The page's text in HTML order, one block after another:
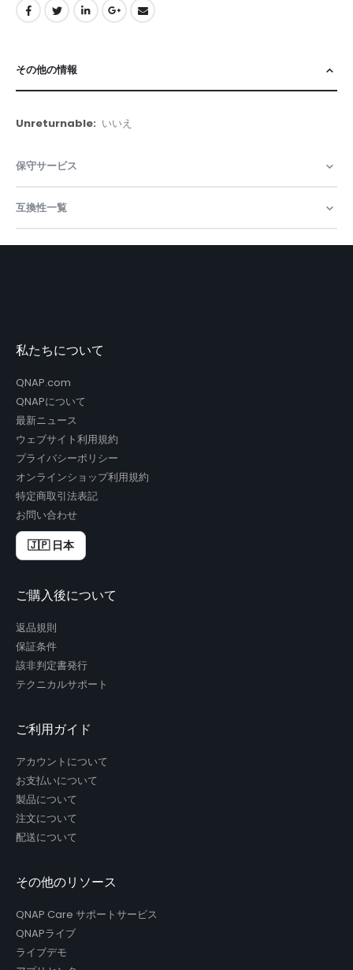
その他の情報
そ
の
情
報
いいえ
保守サービス
互換性一覧
私たちについて
QNAP.com
QNAPについて
最新ニュース
ウェブサイト利用規約
プライバシーポリシー
オンラインショップ利用規約
特定商取引法表記
お問い合わせ
🇯🇵 日本
ご購入後について
返品規則
保証条件
該非判定書発行
テクニカルサポート
ご利用ガイド
アカウントについて
お支払いについて
製品について
注文について
配送について
その他のリソース
QNAP Care サポートサービス
QNAPライブ
ライブデモ